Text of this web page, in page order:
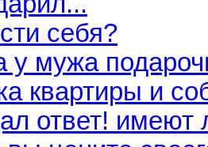
себя?
мужа
квартиры и
ответ! имеют